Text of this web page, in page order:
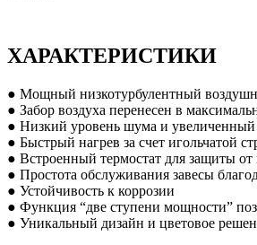
ХАРАКТЕРИСТИКИ
● Мощный низкотурбулентный
● Забор воздуха перенесен в
● Низкий уровень шума и увеличенный
● Быстрый нагрев за счет игольчатой
● Встроенный термостат для защиты от
● Простота обслуживания завесы
● Устойчивость к коррозии
● Функция “две ступени мощности”
● Уникальный дизайн и цветовое